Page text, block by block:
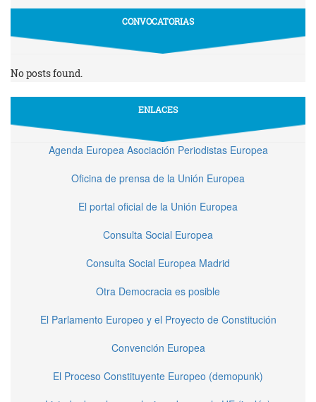
CONVOCATORIAS
No posts found.
ENLACES
Agenda Europea Asociación Periodistas Europea
Oficina de prensa de la Unión Europea
El portal oficial de la Unión Europea
Consulta Social Europea
Consulta Social Europea Madrid
Otra Democracia es posible
El Parlamento Europeo y el Proyecto de Constitución
Convención Europea
El Proceso Constituyente Europeo (demopunk)